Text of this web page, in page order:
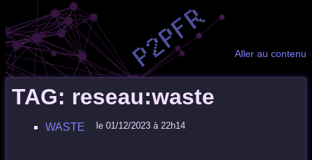
Aller au contenu
TAG: reseau:waste
WASTE le 01/12/2023 à 22h14